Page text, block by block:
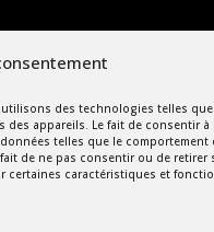
des technologies telles
appareils. Le fait de consentir à
telles que le comportement
de ne pas consentir ou de retirer
certaines caractéristiques et
© 2026